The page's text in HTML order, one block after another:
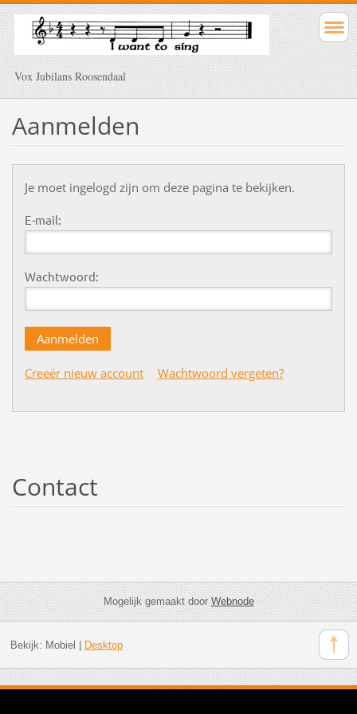
Vox Jubilans Roosendaal
Aanmelden
Je moet ingelogd zijn om deze pagina te bekijken.
E-mail:
Wachtwoord:
Creeër nieuw account Wachtwoord vergeten?
Contact
Mogelijk gemaakt doorWebnode
Bekijk: Mobiel Desktop